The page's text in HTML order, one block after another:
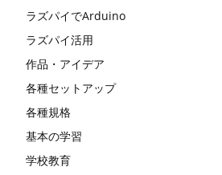
ラズパイでArduino
ラズパイ活用
作品・アイデア
各種セットアップ
各種規格
基本の学習
学校教育